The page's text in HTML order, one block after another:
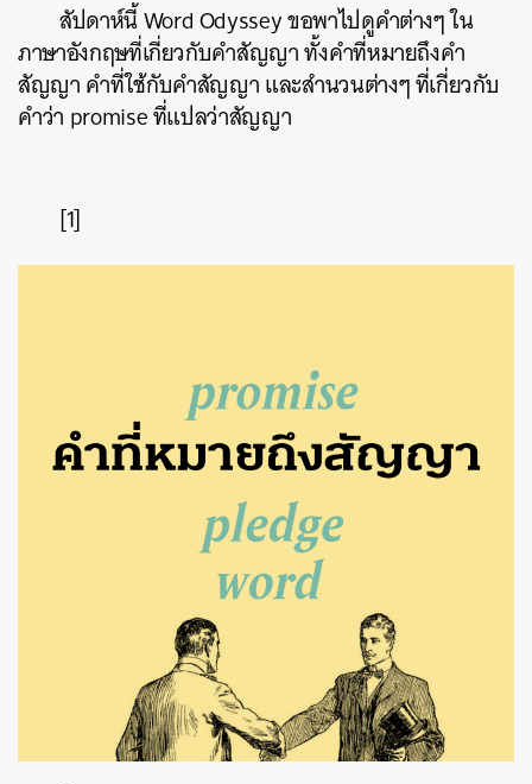
สัปดาห์นี้ Word Odyssey ขอพาไปดูคำต่างๆ ใน
ภาษาอังกฤษที่เกี่ยวกับคำสัญญา ทั้งคำที่หมายถึงคำ
สัญญา คำที่ใช้กับคำสัญญา และสำนวนต่างๆ ที่เกี่ยวกับ
คำว่า promise ที่แปลว่าสัญญา
[1]